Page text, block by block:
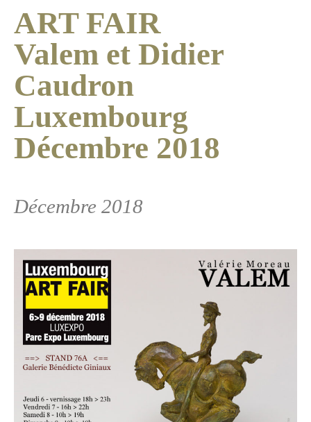
ART FAIR
Valem et Didier
Caudron
Luxembourg
Décembre 2018
Décembre 2018